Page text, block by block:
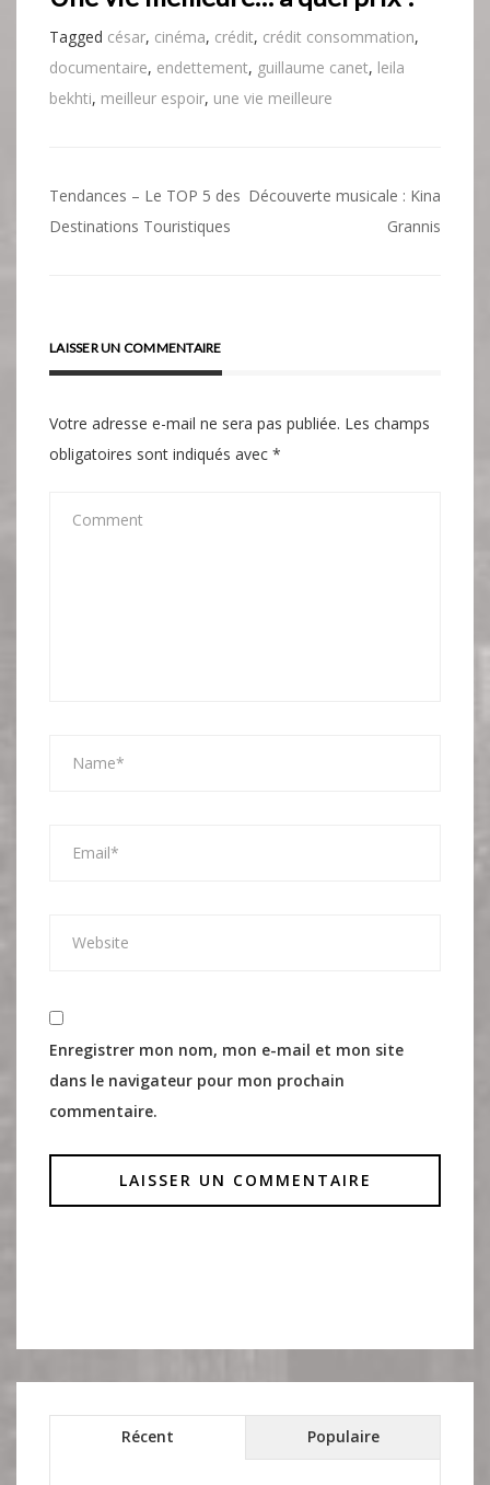
Tagged césar, cinéma, crédit, crédit consommation,
documentaire, endettement, guillaume canet, leila
bekhti, meilleur espoir, une vie meilleure
Navigation
de
Tendances – Le TOP 5 des
Destinations Touristiques
Découverte musicale : Kina
Grannis
LAISSER UN COMMENTAIRE
Votre adresse e-mail ne sera pas publiée. Les champs
obligatoires sont indiqués avec *
Enregistrer mon nom, mon e-mail et mon site
dans le navigateur pour mon prochain
commentaire.
Récent Populaire